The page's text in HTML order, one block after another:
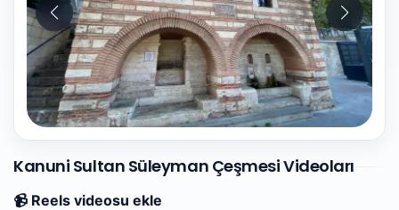
Kanuni Sultan Süleyman Çeşmesi Videoları
📹 Reels videosu ekle